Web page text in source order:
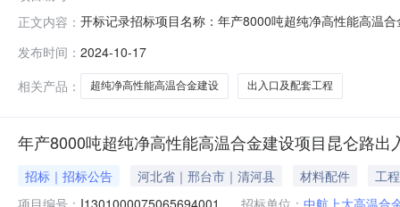
正文内容： 开标记录招标项目名称：年产8000吨超纯净高性能高温
标准项目负责人1中冀建设集团有限公司
发布时间： 2024-10-17
相关产品：
超纯净高性能高温合金建设 出入口及配套工程
年产8000吨超纯净高性能高温合金建设项目昆仑路出
招标｜招标公告 河北省｜邢台市｜清河县 材料配件
工程
项目编号： I1301000075065694001 招标单位： 中航上大高温合